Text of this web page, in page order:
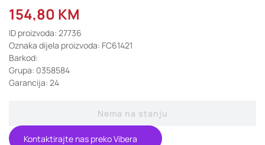
154,80 KM
ID proizvoda: 27736
Oznaka dijela proizvoda: FC61421
Barkod:
Grupa: 0358584
Garancija: 24
Nema na stanju
Kontaktirajte nas preko Vibera